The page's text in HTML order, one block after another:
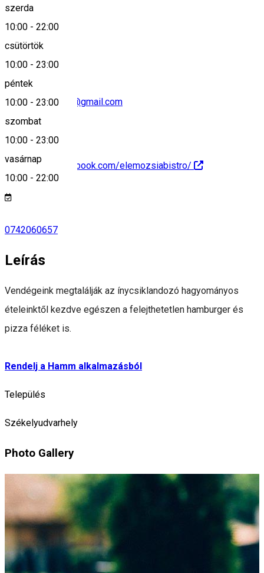
szerda
10:00 - 22:00
csütörtök
10:00 - 23:00
péntek
10:00 - 23:00
szombat
10:00 - 23:00
vasárnap
10:00 - 22:00
elemozsiabistro@gmail.com
https://www.facebook.com/elemozsiabistro/
0742060657
Leírás
Vendégeink megtalálják az ínycsiklandozó hagyományos
ételeinktől kezdve egészen a felejthetetlen hamburger és
pizza féléket is.
Rendelj a Hamm alkalmazásból
Település
Székelyudvarhely
Photo Gallery